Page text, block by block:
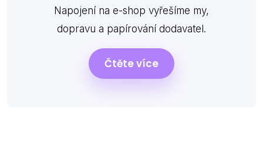
Napojení na e-shop vyřešíme my,
dopravu a papírování dodavatel.
Čtěte více